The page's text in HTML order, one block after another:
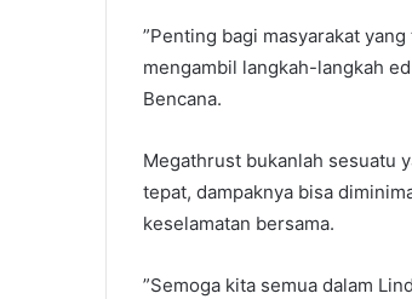
”Penting bagi masyarakat
mengambil langkah-langkah
Bencana.
Megathrust bukanlah sesuatu
tepat, dampaknya bisa
keselamatan bersama.
”Semoga kita semua dalam